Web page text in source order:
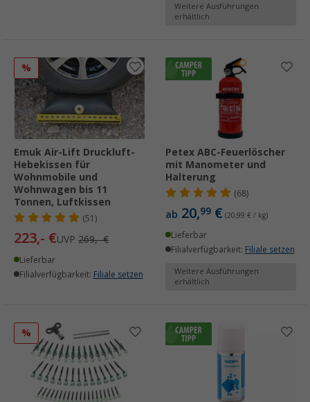
Weitere Ausführungen
erhältlich
%
Emuk Air-Lift Druckluft-
Hebekissen für
Wohnmobile und
Wohnwagen bis 11
Tonnen, Luftkissen
(51)
223,- €UVP 269,- €
Lieferbar
Filialverfügbarkeit: Filiale setzen
Petex ABC-Feuerlöscher
mit Manometer und
Halterung
(68)
ab 20,99 € (20,99 € / kg)
Lieferbar
Filialverfügbarkeit: Filiale setzen
Weitere Ausführungen
erhältlich
%